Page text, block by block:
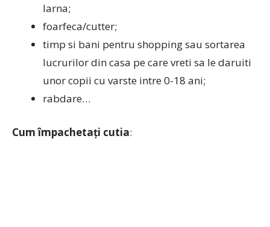
Iarna;
foarfeca/cutter;
timp si bani pentru shopping sau sortarea
lucrurilor din casa pe care vreti sa le daruiti
unor copii cu varste intre 0-18 ani;
rabdare…
Cum împachetați cutia: